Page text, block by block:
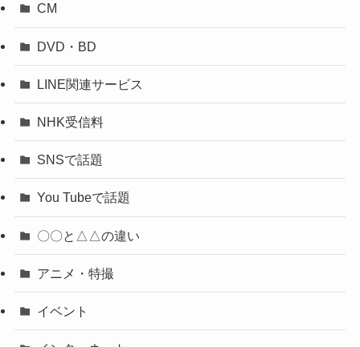
CM
DVD・BD
LINE関連サービス
NHK受信料
SNSで話題
You Tubeで話題
〇〇と△△の違い
アニメ・特撮
イベント